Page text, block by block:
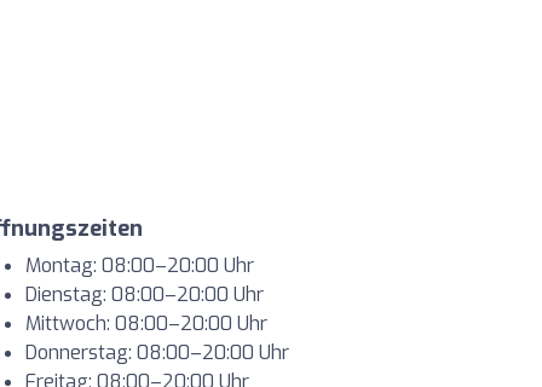
Montag: 08:00–20:00 Uhr
Dienstag: 08:00–20:00 Uhr
Mittwoch: 08:00–20:00 Uhr
Donnerstag: 08:00–20:00 Uhr